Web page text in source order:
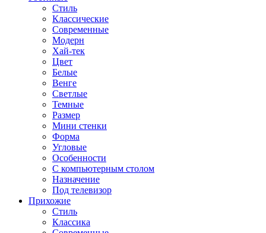
Стиль
Классические
Современные
Модерн
Хай-тек
Цвет
Белые
Венге
Светлые
Темные
Размер
Мини стенки
Форма
Угловые
Особенности
С компьютерным столом
Назначение
Под телевизор
Прихожие
Стиль
Классика